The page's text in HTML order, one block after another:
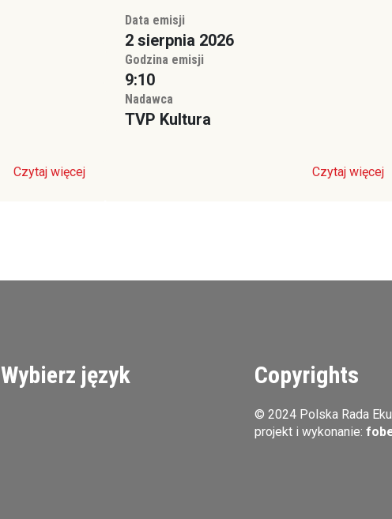
Czytaj więcej
Data emisji
2 sierpnia 2026
Godzina emisji
9:10
Nadawca
TVP Kultura
Czytaj więcej
Wybierz język Copyrights
© 2024 Polska Rada
projekt i wykonanie: